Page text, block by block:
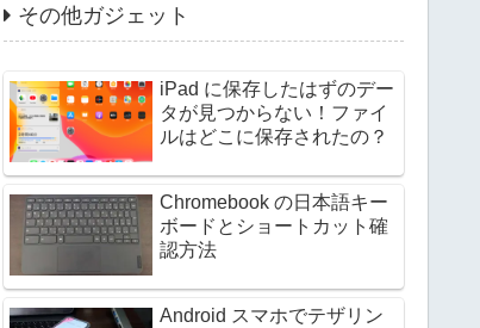
その他ガジェット
iPad に保存したはずのデー
タが見つからない！ファイ
ルはどこに保存されたの？
Chromebook の日本語キー
ボードとショートカット確
認方法
Android スマホでテザリン